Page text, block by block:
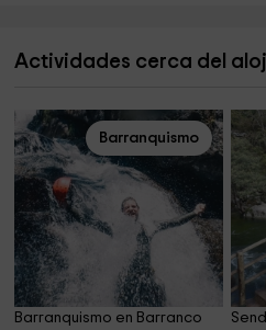
Actividades cerca del
Barranquismo
Barranquismo en Barranco